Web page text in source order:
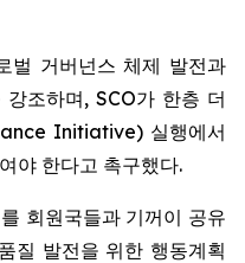
벌 거버넌스 체제 발전과
조하며, SCO가 한층 더
Initiative) 실행에서
야 한다고 촉구했다.
회원국들과 기꺼이 공유
질 발전을 위한 행동계획